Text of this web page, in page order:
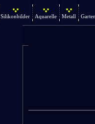
Silikonbilder Aquarelle Metall